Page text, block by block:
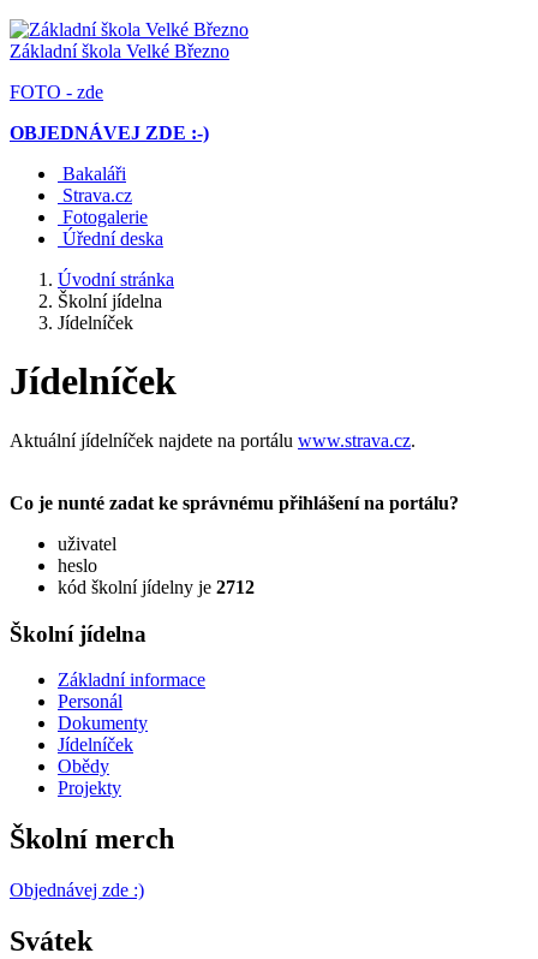
Základní škola Velké Březno
FOTO - zde
OBJEDNÁVEJ ZDE :-)
Bakaláři
Strava.cz
Fotogalerie
Úřední deska
Úvodní stránka
Školní jídelna
Jídelníček
Jídelníček
Aktuální jídelníček najdete na portálu www.strava.cz.
Co je nunté zadat ke správnému přihlášení na portálu?
uživatel
heslo
kód školní jídelny je 2712
Školní jídelna
Základní informace
Personál
Dokumenty
Jídelníček
Obědy
Projekty
Školní merch
Objednávej zde :)
Svátek